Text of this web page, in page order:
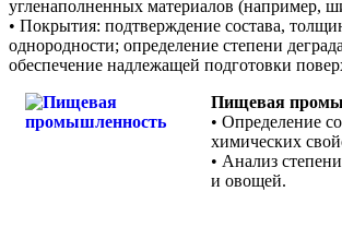
угленаполненных материалов (например,
• Покрытия: подтверждение состава,
однородности; определение степени
обеспечение надлежащей подготовки
Пищевая
• Определение
химических
• Анализ
и овощей.